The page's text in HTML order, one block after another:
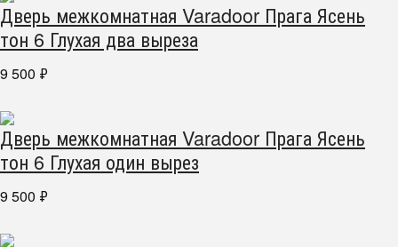
Дверь межкомнатная Varadoor Прага Ясень
тон 6 Глухая два выреза
9 500 ₽
Дверь межкомнатная Varadoor Прага Ясень
тон 6 Глухая один вырез
9 500 ₽